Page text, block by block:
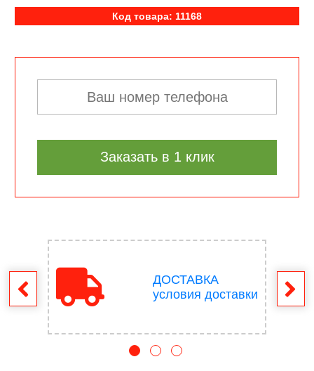
Код товара: 11168
Заказать в 1 клик
ДОСТАВКА
условия доставки